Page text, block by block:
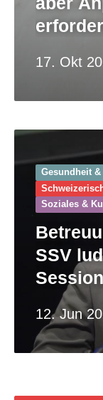
17. Okt
12. Jun
Gesundheit
Soziales &
SSV